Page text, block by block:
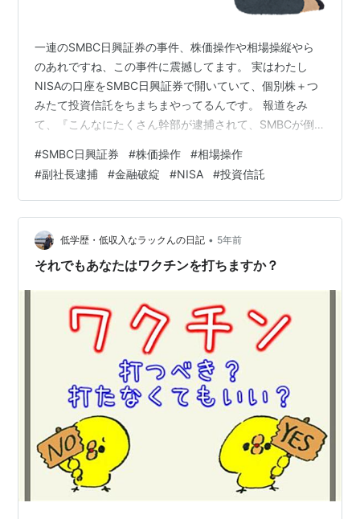
一連のSMBC日興証券の事件、株価操作や相場操縦やら
のあれですね、この事件に震撼してます。 実はわたし
NISAの口座をSMBC日興証券で開いていて、個別株＋つ
みたて投資信託をちまちまやってるんです。 報道をみ
て、『こんなにたくさん幹部が逮捕されて、SMBCが倒
はどうなるの！？』って震撼したんですね💧 たいした金
額を運用しているわけではないのですが、ちょっとでも
めっちゃ心配😰 リアルに知らない人も、多いと思います
が、山一證券の破綻や北海道拓殖銀行の破綻が思い出さ
れます。 山一も拓殖銀行も、わたしの周りはみんな、破
綻するなんて思ってなかったから、マ…
#SMBC日興証券 #株価操作 #相場操作
#副社長逮捕 #金融破綻 #NISA #投資信託
低学歴・低収入なラックんの日記 • 5年前
それでもあなたはワクチンを打ちますか？